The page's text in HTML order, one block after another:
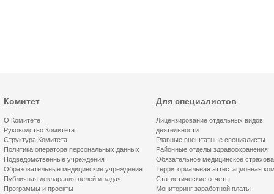
Комитет
О Комитете
Руководство Комитета
Структура Комитета
Политика оператора персональных данных
Подведомственные учреждения
Образовательные медицинские учреждения
Публичная декларация целей и задач
Программы и проекты
Для специалистов
Лицензирование отдельных видов
деятельности
Главные внештатные специалисты
Районные отделы здравоохранения
Обязательное медицинское
Территориальная аттестационная
Статистические отчеты
Мониторинг заработной платы